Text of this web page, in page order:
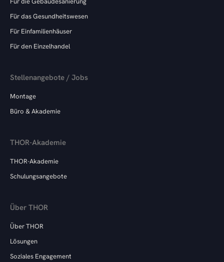
Für das Gesundheitswesen
Für Einfamilienhäuser
Für den Einzelhandel
Stellenangebote / Jobs
Montage
Büro & Akademie
THOR-Akademie
THOR-Akademie
Schulungsangebote
Über THOR
Über THOR
Lösungen
Soziales Engagement